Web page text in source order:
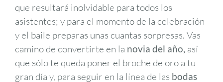
que resultará inolvidable para todos los
asistentes; y para el momento de la celebración
y el baile preparas unas cuantas sorpresas. Vas
camino de convertirte en la novia del año, así
que sólo te queda poner el broche de oro a tu
gran día y, para seguir en la línea de las bodas